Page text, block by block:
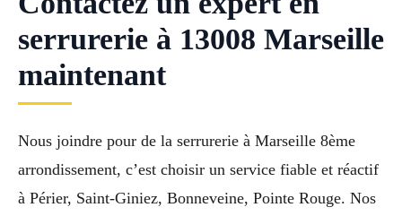
serrurerie à 13008 Marseille
maintenant
Nous joindre pour de la serrurerie à Marseille 8ème
arrondissement, c’est choisir un service fiable et réactif
à Périer, Saint-Giniez, Bonneveine, Pointe Rouge. Nos